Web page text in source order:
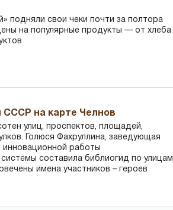
подняли свои чеки почти за полтора
на популярные продукты — от хлеба
СССР на карте Челнов
улиц, проспектов, площадей,
Голюся Фахруллина, заведующая
работы
составила библиогид по улицам
имена участников – героев